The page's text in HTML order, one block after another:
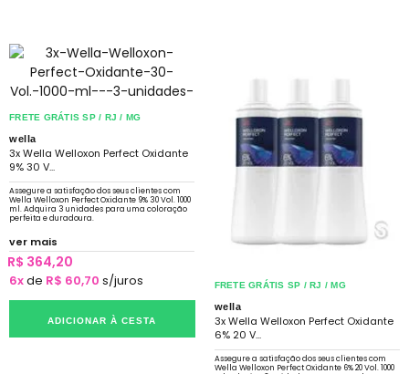
FRETE GRÁTIS SP / RJ / MG
wella
3x Wella Welloxon Perfect Oxidante
9% 30 V...
Assegure a satisfação dos seus clientes com
Wella Welloxon Perfect Oxidante 9% 30 Vol. 1000
ml. Adquira 3 unidades para uma coloração
perfeita e duradoura.
ver mais
R$ 364,20
6xde R$ 60,70 s/juros
ADICIONAR À CESTA
FRETE GRÁTIS SP / RJ / MG
wella
3x Wella Welloxon Perfect Oxidante
6% 20 V...
Assegure a satisfação dos seus clientes com
Wella Welloxon Perfect Oxidante 6% 20 Vol. 1000